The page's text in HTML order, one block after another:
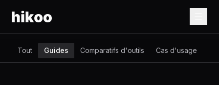
Tout Guides Comparatifs d'outils Cas d'usage